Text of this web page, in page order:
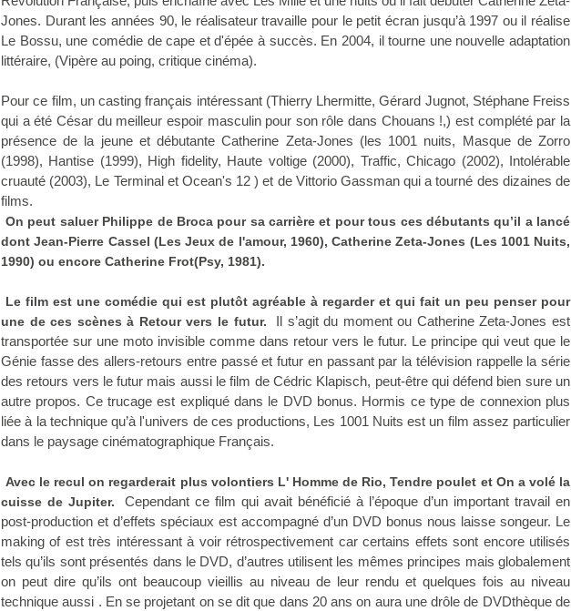
Jones. Durant les années 90, le réalisateur travaille pour le petit écran jusqu’à 1997 ou il réalise
Le Bossu, une comédie de cape et d'épée à succès. En 2004, il tourne une nouvelle adaptation
littéraire, (Vipère au poing, critique cinéma).
Pour ce film, un casting français intéressant (Thierry Lhermitte, Gérard Jugnot, Stéphane Freiss
qui a été César du meilleur espoir masculin pour son rôle dans Chouans !,) est complété par la
présence de la jeune et débutante Catherine Zeta-Jones (les 1001 nuits, Masque de Zorro
(1998), Hantise (1999), High fidelity, Haute voltige (2000), Traffic, Chicago (2002), Intolérable
cruauté (2003), Le Terminal et Ocean's 12 ) et de Vittorio Gassman qui a tourné des dizaines de
films.
On peut saluer Philippe de Broca pour sa carrière et pour tous ces débutants qu’il a lancé
dont Jean-Pierre Cassel (Les Jeux de l'amour, 1960), Catherine Zeta-Jones (Les 1001 Nuits,
1990) ou encore Catherine Frot(Psy, 1981).
Le film est une comédie qui est plutôt agréable à regarder et qui fait un peu penser pour
une de ces scènes à Retour vers le futur.
Il s’agit du moment ou Catherine Zeta-Jones est
transportée sur une moto invisible comme dans retour vers le futur. Le principe qui veut que le
Génie fasse des allers-retours entre passé et futur en passant par la télévision rappelle la série
des retours vers le futur mais aussi le film de Cédric Klapisch, peut-être qui défend bien sure un
autre propos. Ce trucage est expliqué dans le DVD bonus. Hormis ce type de connexion plus
liée à la technique qu’à l'univers de ces productions, Les 1001 Nuits est un film assez particulier
dans le paysage cinématographique Français.
Avec le recul on regarderait plus volontiers L' Homme de Rio, Tendre poulet et On a volé la
cuisse de Jupiter.
Cependant ce film qui avait bénéficié à l’époque d’un important travail en
post-production et d’effets spéciaux est accompagné d’un DVD bonus nous laisse songeur. Le
making of est très intéressant à voir rétrospectivement car certains effets sont encore utilisés
tels qu’ils sont présentés dans le DVD, d’autres utilisent les mêmes principes mais globalement
on peut dire qu’ils ont beaucoup vieillis au niveau de leur rendu et quelques fois au niveau
technique aussi . En se projetant on se dit que dans 20 ans on aura une drôle de DVDthèque de